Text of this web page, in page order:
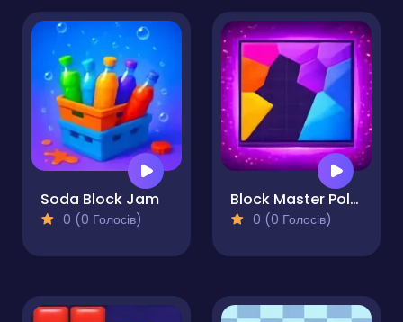
Soda Block Jam
0 (0 Голосів)
Block Master Polygonal Puzzle
0 (0 Голосів)